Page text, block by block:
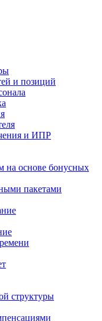
и позиций
и ИПР
на основе бонусных
пакетами
структуры